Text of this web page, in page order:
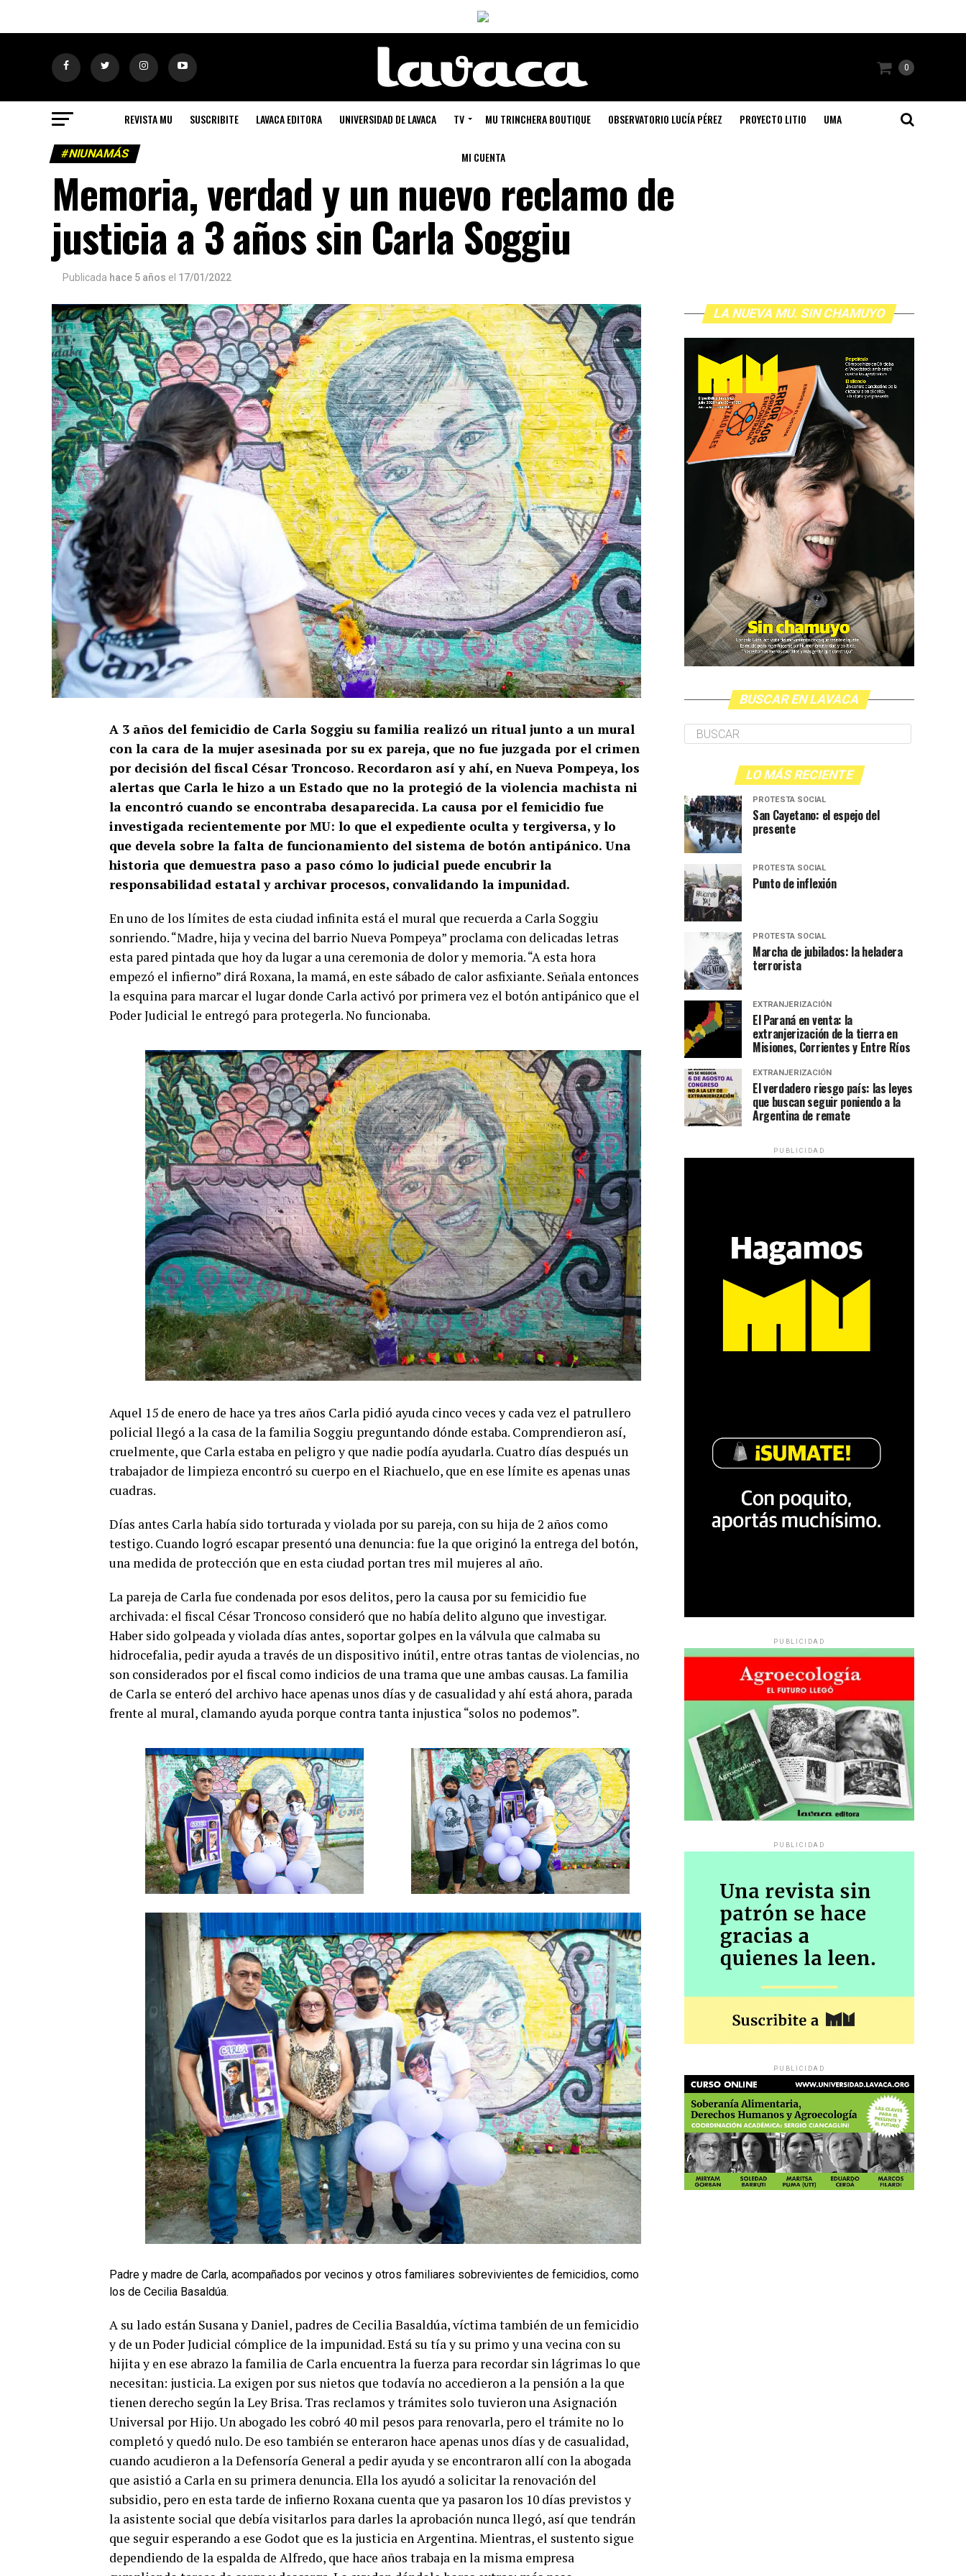
0
REVISTA MU SUSCRIBITE LAVACA EDITORA UNIVERSIDAD DE LAVACA TV MU TRINCHERA BOUTIQUE OBSERVATORIO LUCÍA PÉREZ PROYECTO LITIO UMA
MI CUENTA
#NIUNAMÁS
Memoria, verdad y un nuevo reclamo de
justicia a 3 años sin Carla Soggiu
Publicada hace 5 años el 17/01/2022
A 3 años del femicidio de Carla Soggiu su familia realizó un ritual junto a un mural
con la cara de la mujer asesinada por su ex pareja, que no fue juzgada por el crimen
por decisión del fiscal César Troncoso. Recordaron así y ahí, en Nueva Pompeya, los
alertas que Carla le hizo a un Estado que no la protegió de la violencia machista ni
la encontró cuando se encontraba desaparecida. La causa por el femicidio fue
investigada recientemente por MU: lo que el expediente oculta y tergiversa, y lo
que devela sobre la falta de funcionamiento del sistema de botón antipánico. Una
historia que demuestra paso a paso cómo lo judicial puede encubrir la
responsabilidad estatal y archivar procesos, convalidando la impunidad.
En uno de los límites de esta ciudad infinita está el mural que recuerda a Carla Soggiu
sonriendo. “Madre, hija y vecina del barrio Nueva Pompeya” proclama con delicadas letras
esta pared pintada que hoy da lugar a una ceremonia de dolor y memoria. “A esta hora
empezó el infierno” dirá Roxana, la mamá, en este sábado de calor asfixiante. Señala entonces
la esquina para marcar el lugar donde Carla activó por primera vez el botón antipánico que el
Poder Judicial le entregó para protegerla. No funcionaba.
Aquel 15 de enero de hace ya tres años Carla pidió ayuda cinco veces y cada vez el patrullero
policial llegó a la casa de la familia Soggiu preguntando dónde estaba. Comprendieron así,
cruelmente, que Carla estaba en peligro y que nadie podía ayudarla. Cuatro días después un
trabajador de limpieza encontró su cuerpo en el Riachuelo, que en ese límite es apenas unas
cuadras.
Días antes Carla había sido torturada y violada por su pareja, con su hija de 2 años como
testigo. Cuando logró escapar presentó una denuncia: fue la que originó la entrega del botón,
una medida de protección que en esta ciudad portan tres mil mujeres al año.
La pareja de Carla fue condenada por esos delitos, pero la causa por su femicidio fue
archivada: el fiscal César Troncoso consideró que no había delito alguno que investigar.
Haber sido golpeada y violada días antes, soportar golpes en la válvula que calmaba su
hidrocefalia, pedir ayuda a través de un dispositivo inútil, entre otras tantas de violencias, no
son considerados por el fiscal como indicios de una trama que une ambas causas. La familia
de Carla se enteró del archivo hace apenas unos días y de casualidad y ahí está ahora, parada
frente al mural, clamando ayuda porque contra tanta injustica “solos no podemos”.
Padre y madre de Carla, acompañados por vecinos y otros familiares sobrevivientes de femicidios, como
los de Cecilia Basaldúa.
A su lado están Susana y Daniel, padres de Cecilia Basaldúa, víctima también de un femicidio
y de un Poder Judicial cómplice de la impunidad. Está su tía y su primo y una vecina con su
hijita y en ese abrazo la familia de Carla encuentra la fuerza para recordar sin lágrimas lo que
necesitan: justicia. La exigen por sus nietos que todavía no accedieron a la pensión a la que
tienen derecho según la Ley Brisa. Tras reclamos y trámites solo tuvieron una Asignación
Universal por Hijo. Un abogado les cobró 40 mil pesos para renovarla, pero el trámite no lo
completó y quedó nulo. De eso también se enteraron hace apenas unos días y de casualidad,
cuando acudieron a la Defensoría General a pedir ayuda y se encontraron allí con la abogada
que asistió a Carla en su primera denuncia. Ella los ayudó a solicitar la renovación del
subsidio, pero en esta tarde de infierno Roxana cuenta que ya pasaron los 10 días previstos y
la asistente social que debía visitarlos para darles la aprobación nunca llegó, así que tendrán
que seguir esperando a ese Godot que es la justicia en Argentina. Mientras, el sustento sigue
dependiendo de la espalda de Alfredo, que hace años trabaja en la misma empresa
LA NUEVA MU. SIN CHAMUYO
BUSCAR EN LAVACA
LO MÁS RECIENTE
PROTESTA SOCIAL
San Cayetano: el espejo del
presente
PROTESTA SOCIAL
Punto de inflexión
PROTESTA SOCIAL
Marcha de jubilados: la heladera
terrorista
EXTRANJERIZACIÓN
El Paraná en venta: la
extranjerización de la tierra en
Misiones, Corrientes y Entre Ríos
EXTRANJERIZACIÓN
El verdadero riesgo país: las leyes
que buscan seguir poniendo a la
Argentina de remate
PUBLICIDAD
PUBLICIDAD
PUBLICIDAD
PUBLICIDAD